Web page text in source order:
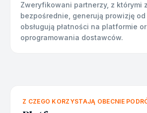
Zweryfikowani partnerzy, z którymi
bezpośrednie, generują prowizję od
obsługują płatności na platformie
oprogramowania dostawców.
Z CZEGO KORZYSTAJĄ OBECNIE